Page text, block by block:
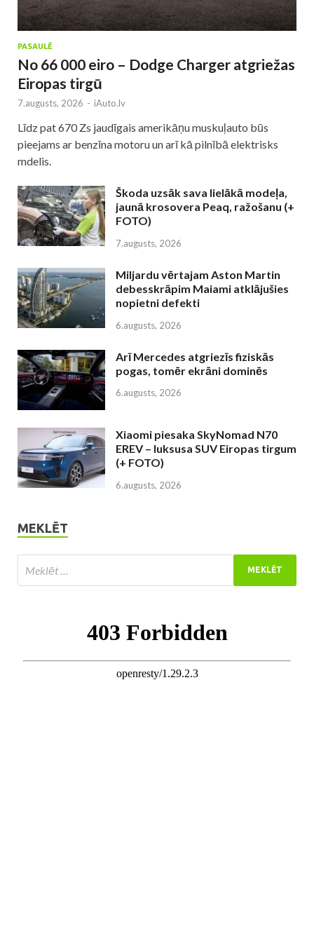
PASAULĒ
No 66 000 eiro – Dodge Charger atgriežas
Eiropas tirgū
7.augusts, 2026 - iAuto.lv
Līdz pat 670 Zs jaudīgais amerikāņu muskuļauto būs
pieejams ar benzīna motoru un arī kā pilnībā elektrisks
mdelis.
Škoda uzsāk sava lielākā modeļa,
jaunā krosovera Peaq, ražošanu (+
FOTO)
7.augusts, 2026
Miljardu vērtajam Aston Martin
debesskrāpim Maiami atklājušies
nopietni defekti
6.augusts, 2026
Arī Mercedes atgriezīs fiziskās
pogas, tomēr ekrāni dominēs
6.augusts, 2026
Xiaomi piesaka SkyNomad N70
EREV – luksusa SUV Eiropas tirgum
(+ FOTO)
6.augusts, 2026
MEKLĒT